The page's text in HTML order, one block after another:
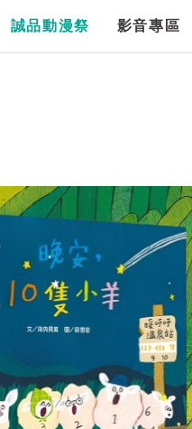
誠品動漫祭 影音專區